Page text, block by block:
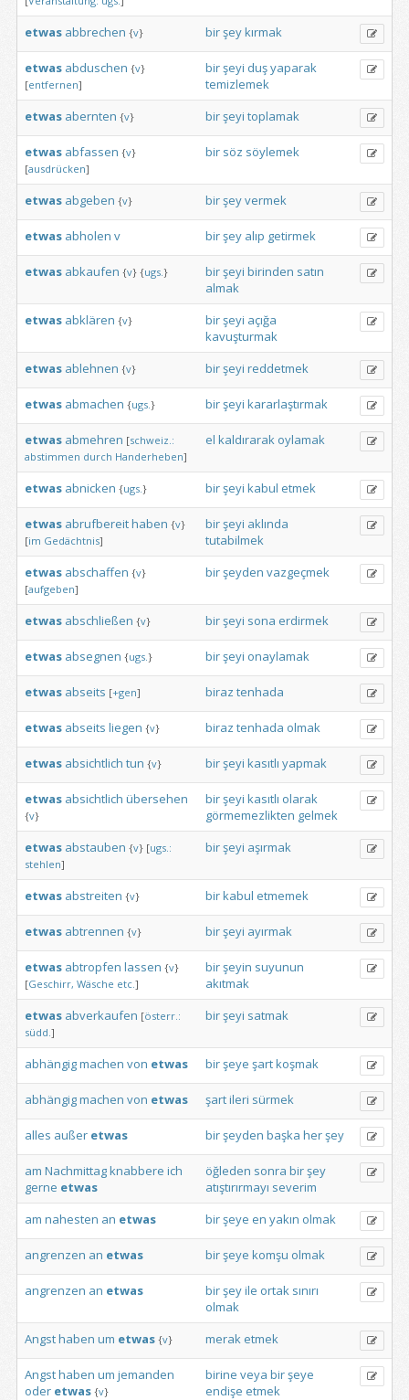
etwas abbrechen {v} birşeykırmak
etwas abduschen {v}
[entfernen]
birşeyi duşyaparak
temizlemek
etwas abernten {v} birşeyi toplamak
etwas abfassen {v}
[ausdrücken]
bir söz söylemek
etwas abgeben {v} birşeyvermek
etwas abholen v birşey alıp getirmek
etwas abkaufen {v} {ugs.} birşeyi birinden satın
almak
etwas abklären {v} birşeyi açığa
kavuşturmak
etwas ablehnen {v} birşeyi reddetmek
etwas abmachen {ugs.} birşeyi kararlaştırmak
etwas abmehren [schweiz.:
abstimmen durch Handerheben]
el kaldırarak oylamak
etwas abnicken {ugs.} birşeyi kabul etmek
etwas abrufbereithaben {v}
[im Gedächtnis]
birşeyi aklında
tutabilmek
etwas abschaffen {v}
[aufgeben]
birşeyden vazgeçmek
etwas abschließen {v} birşeyi sona erdirmek
etwas absegnen {ugs.} birşeyi onaylamak
etwas abseits [+gen] biraz tenhada
etwas abseits liegen {v} biraz tenhada olmak
etwas absichtlich tun {v} birşeyi kasıtlı yapmak
etwas absichtlich übersehen
{v}
birşeyi kasıtlı olarak
görmemezlikten gelmek
etwas abstauben {v} [ugs.:
stehlen]
birşeyi aşırmak
etwas abstreiten {v} birkabul etmemek
etwas abtrennen {v} birşeyi ayırmak
etwas abtropfen lassen {v}
[Geschirr, Wäsche etc.]
birşeyin suyunun
akıtmak
etwas abverkaufen [österr.:
südd.]
birşeyi satmak
abhängigmachen von etwas birşeye şartkoşmak
abhängigmachen von etwas şartileri sürmek
alles außer etwas birşeyden başka herşey
am Nachmittagknabbere ich
gerne etwas
öğleden sonra birşey
atıştırırmayı severim
am nahesten an etwas birşeye en yakın olmak
angrenzen an etwas birşeye komşu olmak
angrenzen an etwas birşeyile ortak sınırı
olmak
Angsthaben um etwas {v} merak etmek
Angsthaben um jemanden
oder etwas {v}
birine veya birşeye
endişe etmek